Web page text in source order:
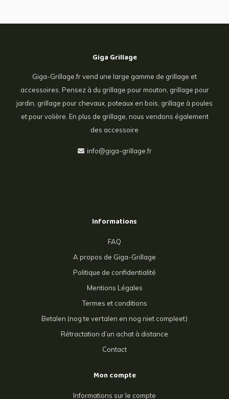
Giga Grillage
Giga-Grillage.fr vend une large gamme de grillage et
accessoires. Pensez à du grillage pour mouton, grillage pour
jardin, grillage pour chevaux, poteaux en bois, grillage à poules
et pour volière. En plus de grillage, nous vendons également
des accessoire
info@giga-grillage.fr
Informations
FAQ
A propos de Giga-Grillage
Politique de confidentialité
Mentions Légales
Termes et conditions
Betalen (nog te vertalen en nog niet compleet)
Rétractation d’un achat à distance
Contact
Mon compte
Informations sur le compte